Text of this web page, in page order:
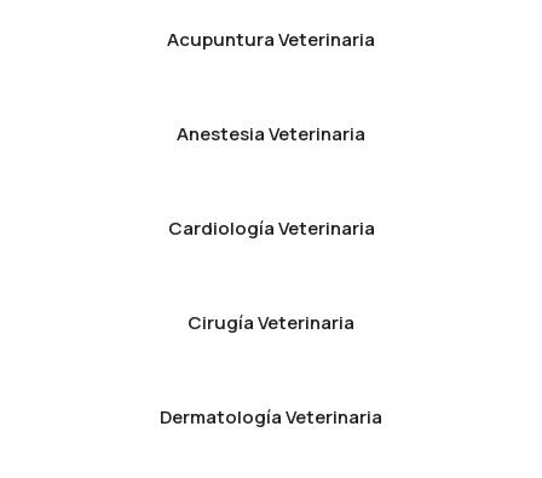
Acupuntura Veterinaria
Anestesia Veterinaria
Cardiología Veterinaria
Cirugía Veterinaria
Dermatología Veterinaria